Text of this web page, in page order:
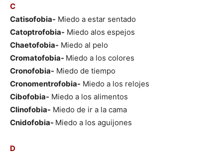
C
Catisofobia- Miedo a estar sentado
Catoptrofobia- Miedo alos espejos
Chaetofobia- Miedo al pelo
Cromatofobia- Miedo a los colores
Cronofobia- Miedo de tiempo
Cronomentrofobia- Miedo a los relojes
Cibofobia- Miedo a los alimentos
Clinofobia- Miedo de ir a la cama
Cnidofobia- Miedo a los aguijones
D